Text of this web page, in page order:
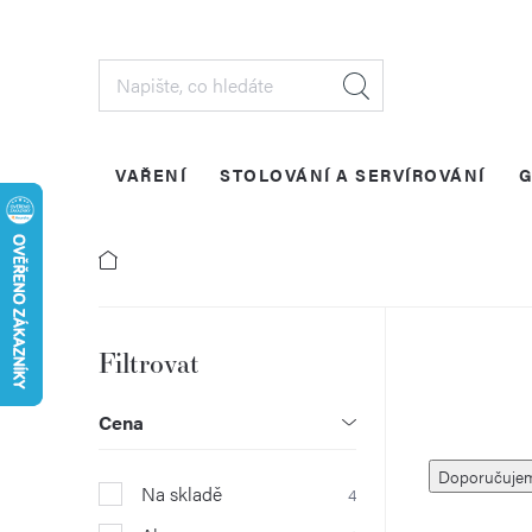
VAŘENÍ STOLOVÁNÍ A SERVÍROVÁNÍ
P
o
s
t
Cena
Na skladě 4
Ř